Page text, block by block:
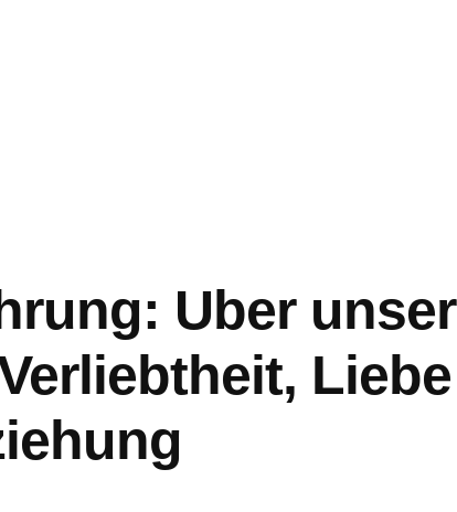
Uber unser
Liebe